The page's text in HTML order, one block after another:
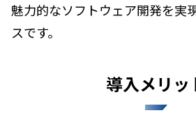
魅力的なソフトウェア開発を実
スです。
導入メリッ